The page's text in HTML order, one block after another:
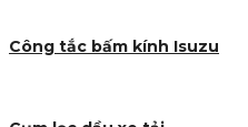
Công tắc bấm kính Isuzu